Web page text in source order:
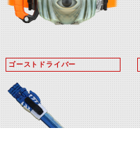
ゴーストドライバー